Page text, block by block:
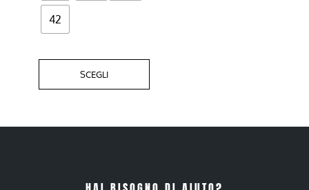
42
SCEGLI